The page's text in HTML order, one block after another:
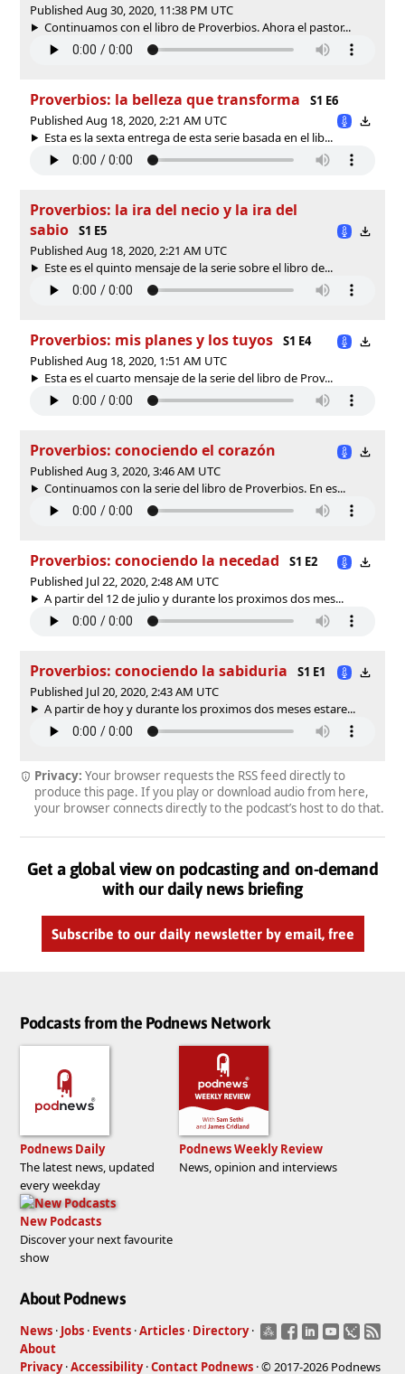
Published Aug 30, 2020, 11:38 PM UTC
Continuamos con el libro de Proverbios. Ahora el pastor...
Proverbios: la belleza que transforma
S1 E6
Published Aug 18, 2020, 2:21 AM UTC
Esta es la sexta entrega de esta serie basada en el lib...
Proverbios: la ira del necio y la ira del
sabio
S1 E5
Published Aug 18, 2020, 2:21 AM UTC
Este es el quinto mensaje de la serie sobre el libro de...
Proverbios: mis planes y los tuyos
S1 E4
Published Aug 18, 2020, 1:51 AM UTC
Esta es el cuarto mensaje de la serie del libro de Prov...
Proverbios: conociendo el corazón
Published Aug 3, 2020, 3:46 AM UTC
Continuamos con la serie del libro de Proverbios. En es...
Proverbios: conociendo la necedad
S1 E2
Published Jul 22, 2020, 2:48 AM UTC
A partir del 12 de julio y durante los proximos dos mes...
Proverbios: conociendo la sabiduria
S1 E1
Published Jul 20, 2020, 2:43 AM UTC
A partir de hoy y durante los proximos dos meses estare...
Privacy: Your browser requests the RSS feed directly to
produce this page. If you play or download audio from here,
your browser connects directly to the podcast’s host to do that.
Get a global view on podcasting and on-demand
with our daily news briefing
Subscribe to our daily newsletter by email, free
Podcasts from the Podnews Network
Podnews Daily
The latest news, updated
every weekday
Podnews Weekly Review
News, opinion and interviews
New Podcasts
Discover your next favourite
show
About Podnews
News · Jobs · Events ·Articles · Directory ·
About
Privacy·Accessibility·Contact Podnews · © 2017-2026 Podnews